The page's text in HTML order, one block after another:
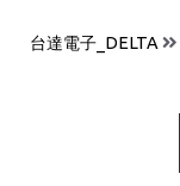
台達電子_DELTA